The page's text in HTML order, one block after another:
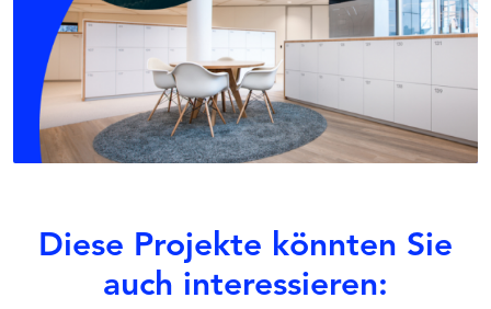
Diese Projekte könnten Sie
auch interessieren: